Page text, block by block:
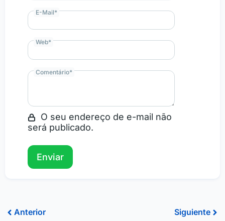
Comentário*
O seu endereço de e-mail não
será publicado.
E-Mail*
Web*
AntAnterior Siguiente